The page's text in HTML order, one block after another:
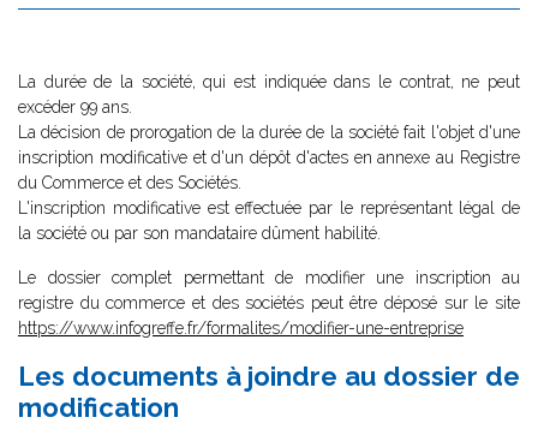
La durée de la société, qui est indiquée dans le contrat, ne peut
excéder 99 ans.
La décision de prorogation de la durée de la société fait l'objet d'une
inscription modificative et d'un dépôt d'actes en annexe au Registre
du Commerce et des Sociétés.
L'inscription modificative est effectuée par le représentant légal de
la société ou par son mandataire dûment habilité.
Le dossier complet permettant de modifier une inscription au
registre du commerce et des sociétés peut être déposé sur le site
https://www.infogreffe.fr/formalites/modifier-une-entreprise
Les documents à joindre au dossier de
modification